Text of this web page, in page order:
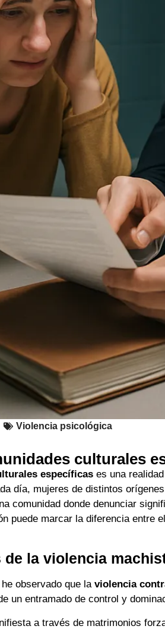
Violencia psicológica
culturales
específicas es una
día, mujeres de distintos
comunidad donde denunciar
puede marcar la diferencia entre
la violencia
observado que la violencia
un entramado de control y
a través de matrimonios